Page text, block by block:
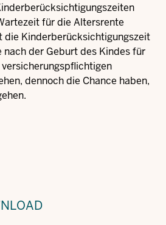
für die Altersrente
die Kinderberücksichtigungszeit
nach der Geburt des Kindes für
dennoch die Chance haben,